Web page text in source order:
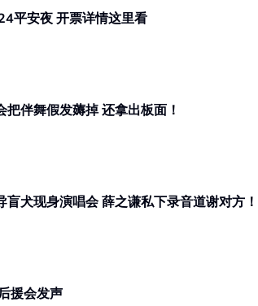
薛之谦大马演唱会加场！1224平安夜 开票详情这里看
伴舞假发薅掉 还拿出板面！
犬现身演唱会 薛之谦私下录音道谢对方！
援会发声